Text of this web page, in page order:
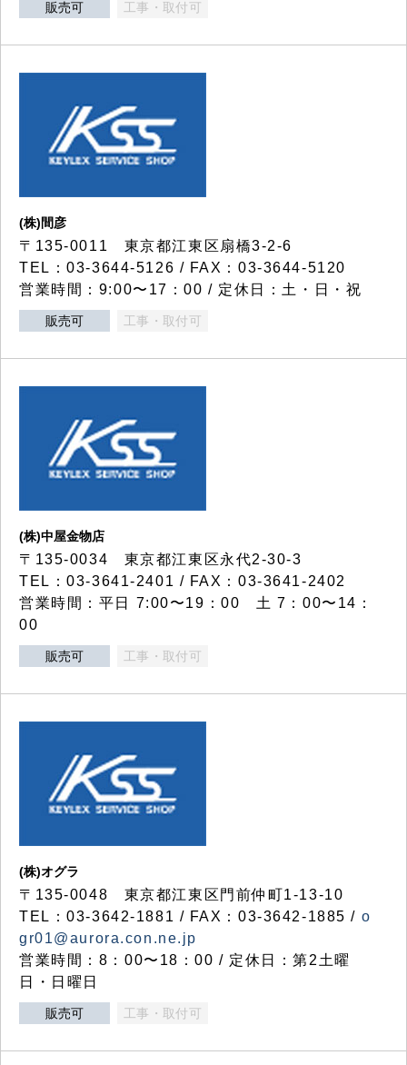
販売可 工事・取付可
(株)間彦
〒135-0011 東京都江東区扇橋3-2-6
TEL：03-3644-5126 / FAX：03-3644-5120
営業時間：9:00〜17：00 / 定休日：土・日・祝
販売可 工事・取付可
(株)中屋金物店
〒135-0034 東京都江東区永代2-30-3
TEL：03-3641-2401 / FAX：03-3641-2402
営業時間：平日 7:00〜19：00 土 7：00〜14：
00
販売可 工事・取付可
(株)オグラ
〒135-0048 東京都江東区門前仲町1-13-10
TEL：03-3642-1881 / FAX：03-3642-1885 / o
gr01@aurora.con.ne.jp
営業時間：8：00〜18：00 / 定休日：第2土曜
日・日曜日
販売可 工事・取付可